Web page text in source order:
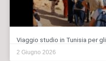
Viaggio studio in Tunisia per
2 Giugno 2026